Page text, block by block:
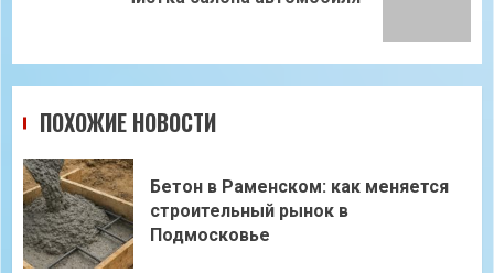
ПОХОЖИЕ НОВОСТИ
Бетон в Раменском: как меняется
строительный рынок в
Подмосковье